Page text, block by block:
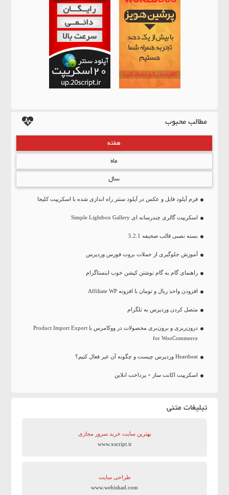
مطالب محبوب
هفته
ماه
سال
فرم آپلود فایل و عکس در آپلود سنتر راه اندازی شده با اسکریپت کلیجا
اسکریپت گالری چندرسانه ای Simple Lightbox Gallery
بسته نصبی قالب صحیفه 5.2.1
آموزش جلوگیری از حملات بروت فورس وردپرس
راهنمای گام به گام نوشتن کپشن خوب اینستاگرام
افزودن واحد ریال و تومان با افزونه Affiliate WP
متصل کردن وردپرس به تلگرام
درون‌ریزی و برون‌بری محصولات در ووکامرس با Product Import Export
for WooCommerce
Heartbeat وردپرس چیست و چگونه آن غیر فعال کنیم؟
اسکریپت اکانت ساز + پرداخت انلاین
تبلیغات متنی
بهترین سایت‌ خرید سرور مجازی
www.xscript.ir
طراحی سایت
www.webishad.com